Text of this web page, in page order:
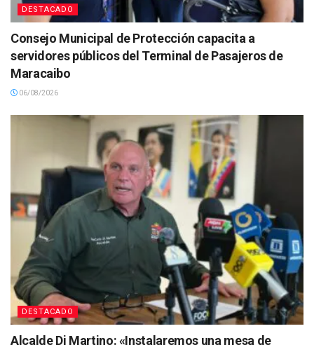
DESTACADO
Consejo Municipal de Protección capacita a
servidores públicos del Terminal de Pasajeros de
Maracaibo
06/08/2026
DESTACADO
Alcalde Di Martino: «Instalaremos una mesa de